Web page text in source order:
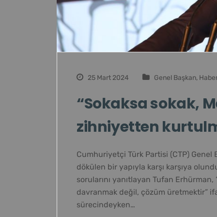
25 Mart 2024 Genel Başkan,
“Sokaksa sokak,
zihniyetten
Cumhuriyetçi Türk Partisi (CTP) Genel
dökülen bir yapıyla karşı karşıya
sorularını yanıtlayan Tufan
davranmak değil, çözüm üretmektir”
sürecindeyken…